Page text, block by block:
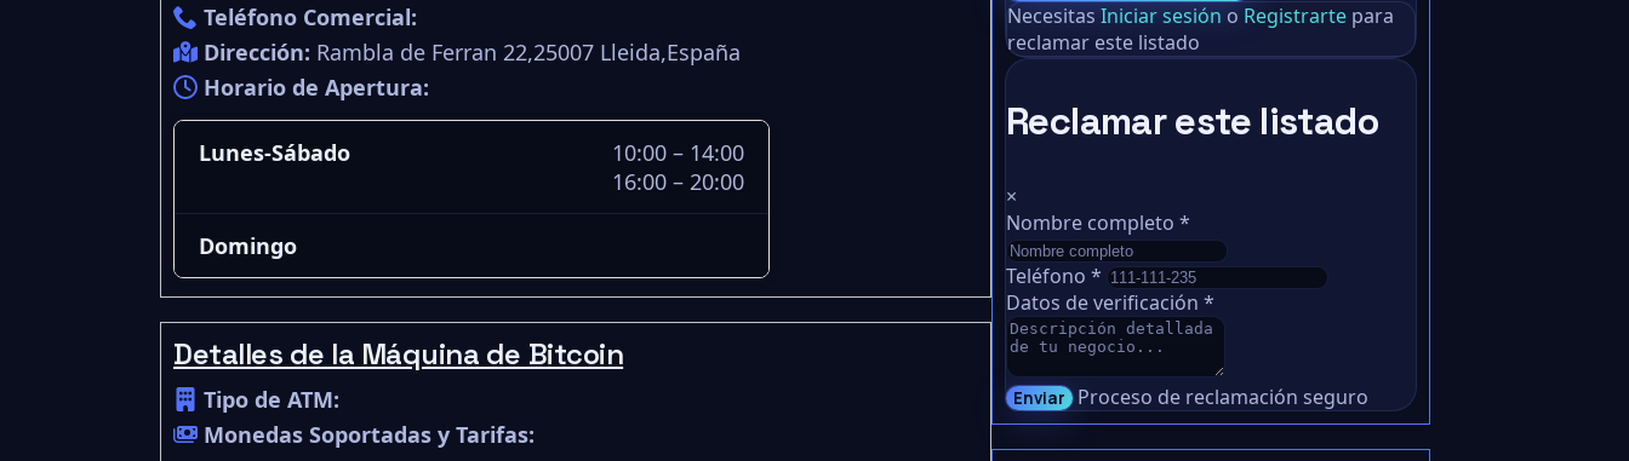
Teléfono Comercial:
Dirección: Rambla de Ferran 22,25007 Lleida,España
Horario de Apertura:
Lunes-Sábado
10:00 – 14:00
16:00 – 20:00
Domingo
Detalles de la Máquina de Bitcoin
Tipo de ATM:
Monedas Soportadas y Tarifas:
Necesitas Iniciar sesión o Registrarte para
reclamar este listado
Reclamar este listado
×
Nombre completo *
Teléfono *
Datos de verificación *
Enviar Proceso de reclamación seguro